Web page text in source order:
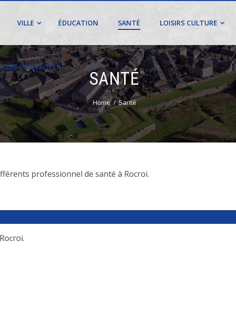
VILLE ÉDUCATION SANTÉ LOISIRS CULTURE
CONTACTER
SANTÉ
Home Santé
des différents professionnel de santé à Rocroi.